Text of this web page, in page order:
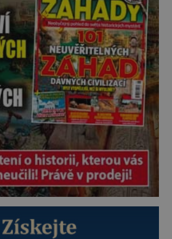
Höss (1901–1947), Josef Mengele
(1911–1979) či Heinrich Himmler
(1900–1945) zná každý, o koho se
historie jen otřela. Jenže […]